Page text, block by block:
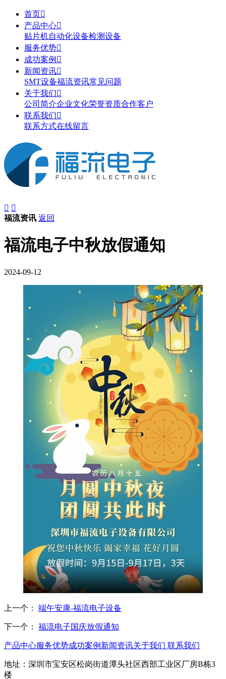
首页
产品中心
贴片机自动化设备检测设备
服务优势
成功案例 
新闻资讯
SMT设备福流资讯常见问题
关于我们
公司简介企业文化荣誉资质合作客户
联系我们
联系方式在线留言
 
福流资讯 返回
福流电子中秋放假通知
2024-09-12
上一个： 端午安康-福流电子设备
下一个： 福流电子国庆放假通知
产品中心服务优势成功案例 新闻资讯关于我们 联系我们
地址：深圳市宝安区松岗街道潭头社区西部工业区厂房B栋3
楼